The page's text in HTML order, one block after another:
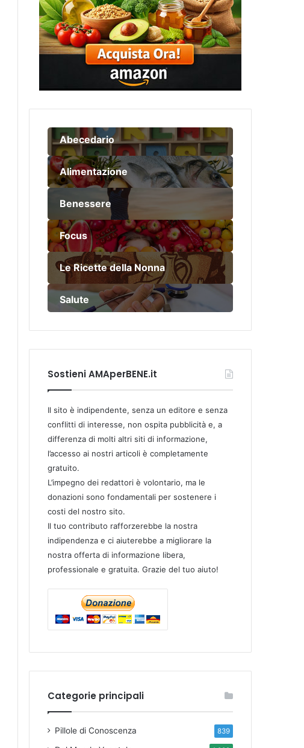
Abecedario
Alimentazione
Benessere
Focus
Le Ricette della Nonna
Salute
Sostieni AMAperBENE.it
Il sito è indipendente, senza un editore e senza
conflitti di interesse, non ospita pubblicità e, a
differenza di molti altri siti di informazione,
l’accesso ai nostri articoli è completamente
gratuito.
L’impegno dei redattori è volontario, ma le
donazioni sono fondamentali per sostenere i
costi del nostro sito.
Il tuo contributo rafforzerebbe la nostra
indipendenza e ci aiuterebbe a migliorare la
nostra offerta di informazione libera,
professionale e gratuita. Grazie del tuo aiuto!
Categorie principali
Pillole di Conoscenza 839